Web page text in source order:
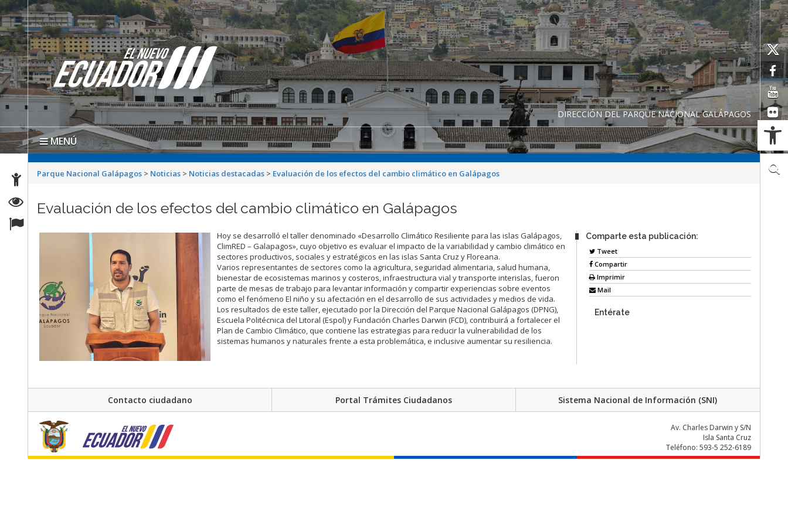
DIRECCIÓN DEL PARQUE NACIONAL GALÁPAGOS
MENÚ
Parque Nacional Galápagos > Noticias > Noticias destacadas > Evaluación de los efectos del cambio climático en Galápagos
Evaluación de los efectos del cambio climático en Galápagos
Hoy se desarrolló el taller denominado «Desarrollo Climático Resiliente para las islas Galápagos,
ClimRED – Galapagos», cuyo objetivo es evaluar el impacto de la variabilidad y cambio climático en
sectores productivos, sociales y estratégicos en las islas Santa Cruz y Floreana.
Varios representantes de sectores como la agricultura, seguridad alimentaria, salud humana,
bienestar de ecosistemas marinos y costeros, infraestructura vial y transporte interislas, fueron
parte de mesas de trabajo para levantar información y compartir experiencias sobre eventos
como el fenómeno El niño y su afectación en el desarrollo de sus actividades y medios de vida.
Los resultados de este taller, ejecutado por la Dirección del Parque Nacional Galápagos (DPNG),
Escuela Politécnica del Litoral (Espol) y Fundación Charles Darwin (FCD), contribuirá a fortalecer el
Plan de Cambio Climático, que contiene las estrategias para reducir la vulnerabilidad de los
sistemas humanos y naturales frente a esta problemática, e inclusive aumentar su resiliencia.
Comparte esta publicación:
Tweet
Compartir
Imprimir
Mail
Entérate
Contacto ciudadano Portal Trámites Ciudadanos Sistema Nacional de Información (SNI)
Av. Charles Darwin y S/N
Isla Santa Cruz
Teléfono: 593-5 252-6189